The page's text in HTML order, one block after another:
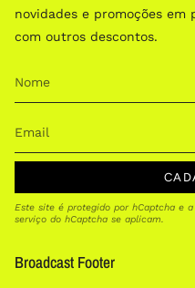
novidades e promoções
com outros descontos.
Este site é protegido por hCaptcha e a
serviço do hCaptcha se aplicam.
Broadcast Footer